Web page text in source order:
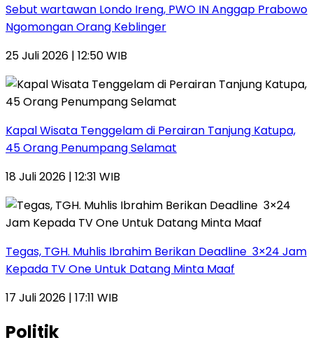
Sebut wartawan Londo Ireng, PWO IN Anggap Prabowo
Ngomongan Orang Keblinger
25 Juli 2026 | 12:50 WIB
Kapal Wisata Tenggelam di Perairan Tanjung Katupa,
45 Orang Penumpang Selamat
18 Juli 2026 | 12:31 WIB
Tegas, TGH. Muhlis Ibrahim Berikan Deadline 3×24 Jam
Kepada TV One Untuk Datang Minta Maaf
17 Juli 2026 | 17:11 WIB
Politik